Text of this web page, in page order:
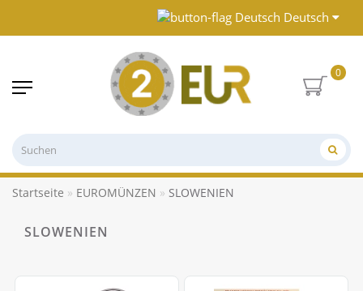
Deutsch
0
Startseite EUROMÜNZEN SLOWENIEN
SLOWENIEN